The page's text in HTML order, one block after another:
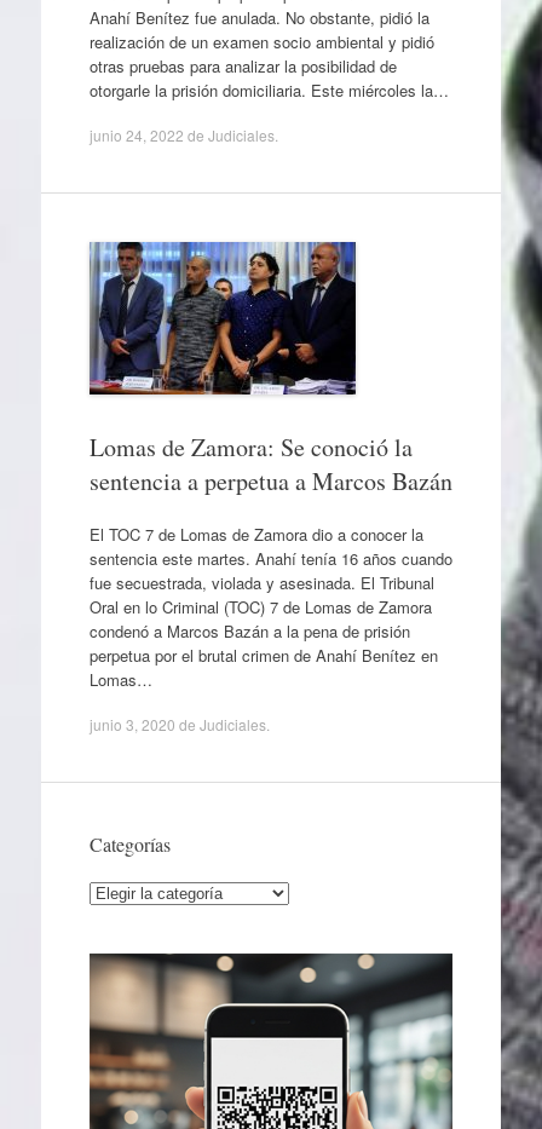
Anahí Benítez fue anulada. No obstante, pidió la
realización de un examen socio ambiental y pidió
otras pruebas para analizar la posibilidad de
otorgarle la prisión domiciliaria. Este miércoles la…
junio 24, 2022 de Judiciales.
Lomas de Zamora: Se conoció la
sentencia a perpetua a Marcos Bazán
El TOC 7 de Lomas de Zamora dio a conocer la
sentencia este martes. Anahí tenía 16 años cuando
fue secuestrada, violada y asesinada. El Tribunal
Oral en lo Criminal (TOC) 7 de Lomas de Zamora
condenó a Marcos Bazán a la pena de prisión
perpetua por el brutal crimen de Anahí Benítez en
Lomas…
junio 3, 2020 de Judiciales.
Categorías
Categorías